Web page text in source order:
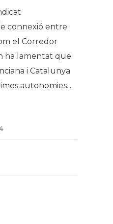
connexió entre
el Corredor
ha lamentat que
i Catalunya
autonomies...